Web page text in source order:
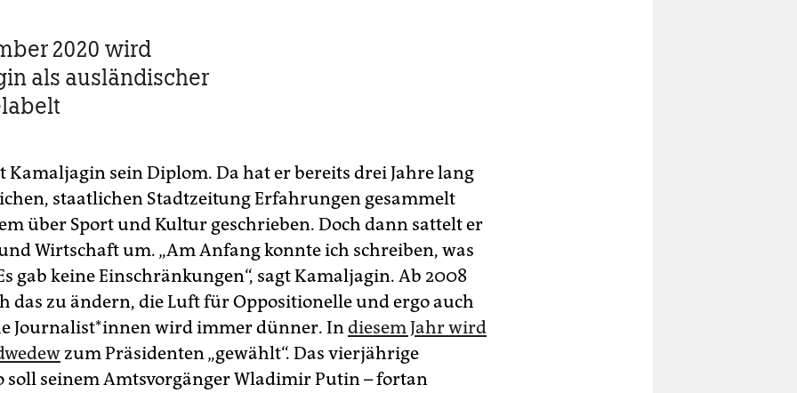
2020 wird
als ausländischer
Kamaljagin sein Diplom. Da hat er bereits drei Jahre lang
staatlichen Stadtzeitung Erfahrungen gesammelt
über Sport und Kultur geschrieben. Doch dann sattelt er
Wirtschaft um. „Am Anfang konnte ich schreiben, was
gab keine Einschränkungen“, sagt Kamaljagin. Ab 2008
das zu ändern, die Luft für Oppositionelle und ergo auch
Jour­na­lis­t*in­nen wird immer dünner. Indiesem Jahr wird
zum Präsidenten „gewählt“. Das vierjährige
soll seinem Amtsvorgänger Wladimir Putin – fortan